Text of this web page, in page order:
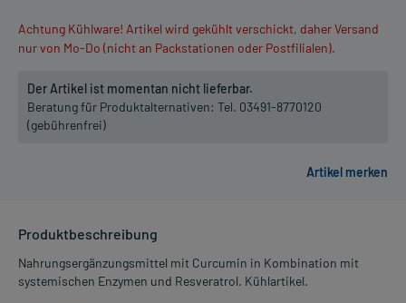
Achtung Kühlware! Artikel wird gekühlt verschickt, daher Versand
nur von Mo-Do (nicht an Packstationen oder Postfilialen).
Der Artikel ist momentan nicht lieferbar.
Beratung für Produktalternativen: Tel. 03491-8770120
(gebührenfrei)
Produktbeschreibung
Nahrungsergänzungsmittel mit Curcumin in Kombination mit
systemischen Enzymen und Resveratrol. Kühlartikel.